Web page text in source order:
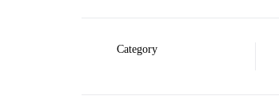
Category